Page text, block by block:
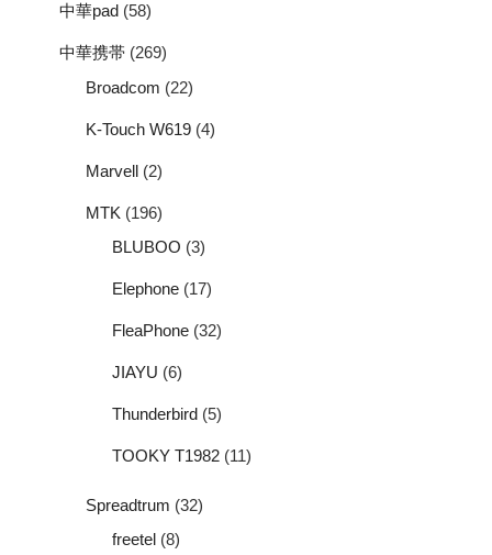
中華pad (58)
中華携帯 (269)
Broadcom (22)
K-Touch W619 (4)
Marvell (2)
MTK (196)
BLUBOO (3)
Elephone (17)
FleaPhone (32)
JIAYU (6)
Thunderbird (5)
TOOKY T1982 (11)
Spreadtrum (32)
freetel (8)